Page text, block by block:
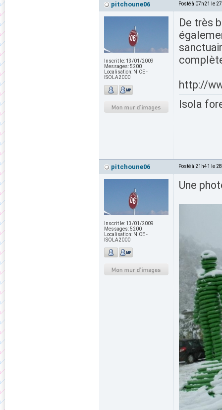
pitchoune06 Posté à 07h21 le
Inscrit le: 13/01/2009
Messages:5200
Localisation: NICE -
ISOLA2000
De très
http://
Isola
pitchoune06 Posté à 21h41 le
Inscrit le: 13/01/2009
Messages:5200
Localisation: NICE -
ISOLA2000
Une